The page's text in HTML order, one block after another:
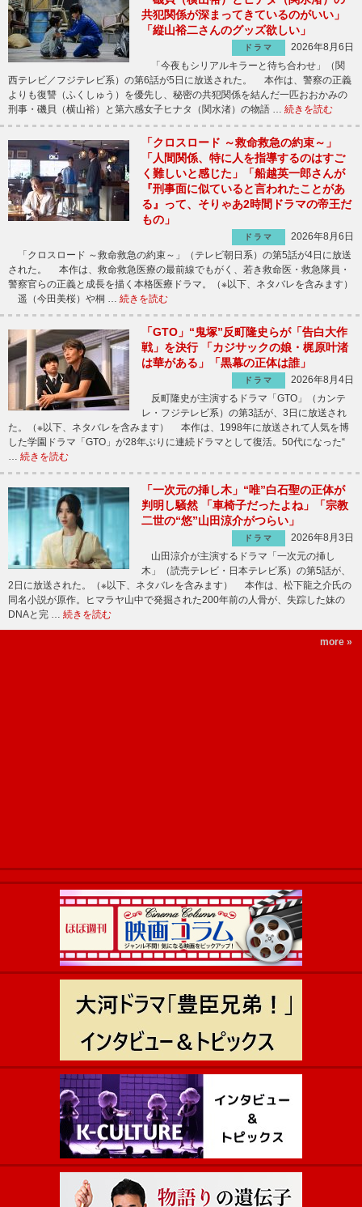
共犯関係が深まってきているのがいい」
「縦山裕二さんのグッズ欲しい」
ドラマ
2026年8月6日
「今夜もシリアルキラーと待ち合わせ」（関
西テレビ／フジテレビ系）の第6話が5日に放送された。 本作は、警察の正義
よりも復讐（ふくしゅう）を優先し、秘密の共犯関係を結んだ一匹おおかみの
刑事・磯貝（横山裕）と第六感女子ヒナタ（関水渚）の物語 … 続きを読む
「クロスロード ～救命救急の約束～」
「人間関係、特に人を指導するのはすご
く難しいと感じた」「船越英一郎さんが
『刑事面に似ていると言われたことがあ
る』って、そりゃあ2時間ドラマの帝王だ
もの」
ドラマ
2026年8月6日
「クロスロード ～救命救急の約束～」（テレビ朝日系）の第5話が4日に放送
された。 本作は、救命救急医療の最前線でもがく、若き救命医・救急隊員・
警察官らの正義と成長を描く本格医療ドラマ。（※以下、ネタバレを含みます）
遥（今田美桜）や桐 … 続きを読む
「GTO」“鬼塚”反町隆史らが「告白大作
戦」を決行 「カジサックの娘・梶原叶渚
は華がある」「黒幕の正体は誰」
ドラマ
2026年8月4日
反町隆史が主演するドラマ「GTO」（カンテ
レ・フジテレビ系）の第3話が、3日に放送され
た。（※以下、ネタバレを含みます） 本作は、1998年に放送されて人気を博
した学園ドラマ「GTO」が28年ぶりに連続ドラマとして復活。50代になった“
… 続きを読む
「一次元の挿し木」“唯”白石聖の正体が
判明し騒然 「車椅子だったよね」「宗教
二世の“悠”山田涼介がつらい」
ドラマ
2026年8月3日
山田涼介が主演するドラマ「一次元の挿し
木」（読売テレビ・日本テレビ系）の第5話が、
2日に放送された。（※以下、ネタバレを含みます） 本作は、松下龍之介氏の
同名小説が原作。ヒマラヤ山中で発掘された200年前の人骨が、失踪した妹の
DNAと完 … 続きを読む
more »